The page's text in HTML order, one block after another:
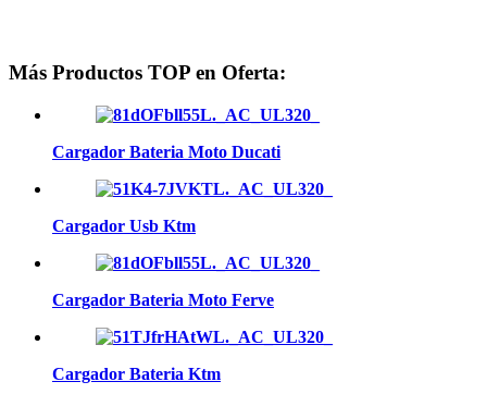
Más Productos TOP en Oferta:
Cargador Bateria Moto Ducati
Cargador Usb Ktm
Cargador Bateria Moto Ferve
Cargador Bateria Ktm